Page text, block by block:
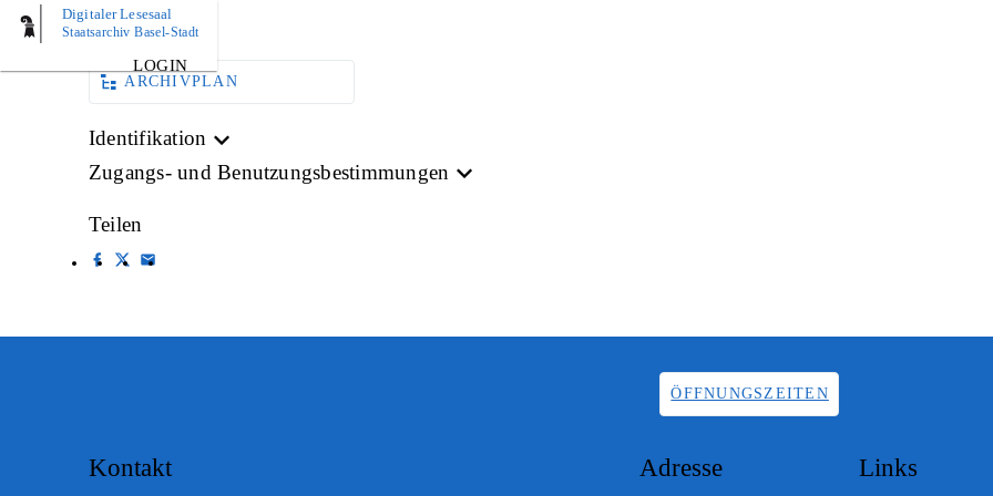
Digitaler Lesesaal
Staatsarchiv Basel-Stadt
LOGIN
AKTE
ARCHIVPLAN
Identifikation
Zugangs- und Benutzungsbestimmungen
Teilen
ÖFFNUNGSZEITEN
Kontakt Adresse Links